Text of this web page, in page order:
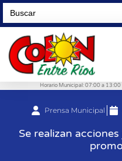
Search
for:
Horario Municipal: 07:00 a
Prensa Municipal
Se realizan